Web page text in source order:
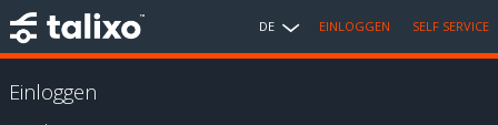
DE EINLOGGEN SELF SERVICE
Einloggen